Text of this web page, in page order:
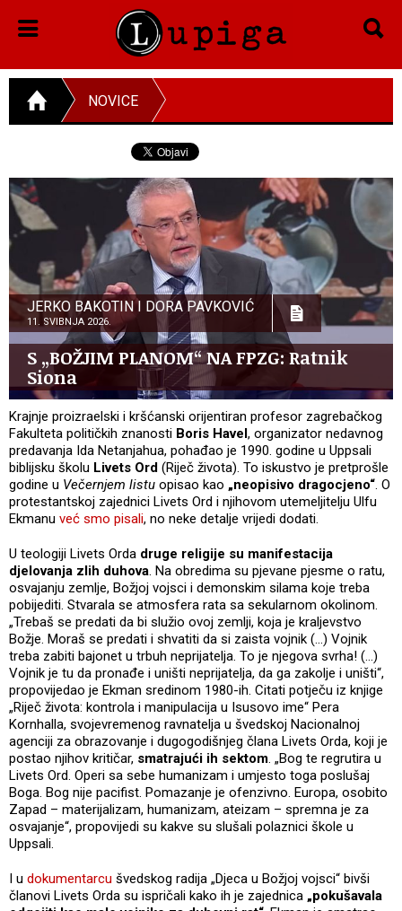
NOVICE
JERKO BAKOTIN I DORA PAVKOVIĆ
11. SVIBNJA 2026.
S „BOŽJIM PLANOM“ NA FPZG: Ratnik
Siona
Krajnje proizraelski i kršćanski orijentiran profesor zagrebačkog
Fakulteta političkih znanosti Boris Havel, organizator nedavnog
predavanja Ida Netanjahua, pohađao je 1990. godine u Uppsali
biblijsku školu Livets Ord (Riječ života). To iskustvo je pretprošle
godine u Večernjem listu opisao kao „neopisivo dragocjeno“. O
protestantskoj zajednici Livets Ord i njihovom utemeljitelju Ulfu
Ekmanu već smo pisali, no neke detalje vrijedi dodati.
U teologiji Livets Orda druge religije su manifestacija
djelovanja zlih duhova. Na obredima su pjevane pjesme o ratu,
osvajanju zemlje, Božjoj vojsci i demonskim silama koje treba
pobijediti. Stvarala se atmosfera rata sa sekularnom okolinom.
„Trebaš se predati da bi služio ovoj zemlji, koja je kraljevstvo
Božje. Moraš se predati i shvatiti da si zaista vojnik (...) Vojnik
treba zabiti bajonet u trbuh neprijatelja. To je njegova svrha! (...)
Vojnik je tu da pronađe i uništi neprijatelja, da ga zakolje i uništi“,
propovijedao je Ekman sredinom 1980-ih. Citati potječu iz knjige
„Riječ života: kontrola i manipulacija u Isusovo ime“ Pera
Kornhalla, svojevremenog ravnatelja u švedskoj Nacionalnoj
agenciji za obrazovanje i dugogodišnjeg člana Livets Orda, koji je
postao njihov kritičar, smatrajući ih sektom. „Bog te regrutira u
Livets Ord. Operi sa sebe humanizam i umjesto toga poslušaj
Boga. Bog nije pacifist. Pomazanje je ofenzivno. Europa, osobito
Zapad – materijalizam, humanizam, ateizam – spremna je za
osvajanje“, propovijedi su kakve su slušali polaznici škole u
Uppsali.
I u dokumentarcu švedskog radija „Djeca u Božjoj vojsci“ bivši
članovi Livets Orda su ispričali kako ih je zajednica „pokušavala